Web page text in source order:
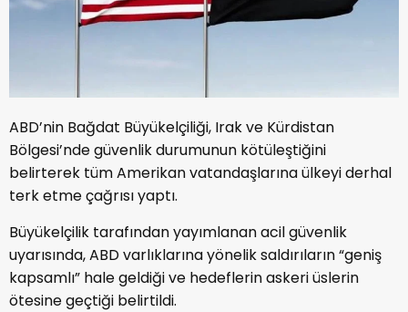
ABD’nin Bağdat Büyükelçiliği, Irak ve Kürdistan
Bölgesi’nde güvenlik durumunun kötüleştiğini
belirterek tüm Amerikan vatandaşlarına ülkeyi derhal
terk etme çağrısı yaptı.
Büyükelçilik tarafından yayımlanan acil güvenlik
uyarısında, ABD varlıklarına yönelik saldırıların “geniş
kapsamlı” hale geldiği ve hedeflerin askeri üslerin
ötesine geçtiği belirtildi.